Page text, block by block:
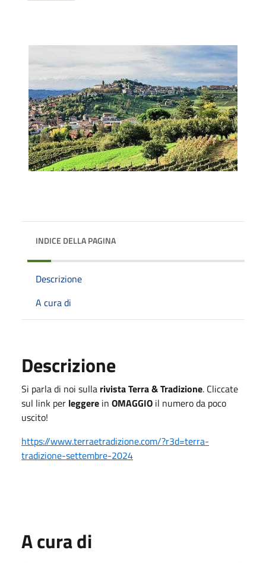
INDICE DELLA PAGINA
Descrizione
A cura di
Descrizione
Si parla di noi sulla rivista Terra & Tradizione. Cliccate
sul link per leggere in OMAGGIO il numero da poco
uscito!
https://www.terraetradizione.com/?r3d=terra-
tradizione-settembre-2024
A cura di